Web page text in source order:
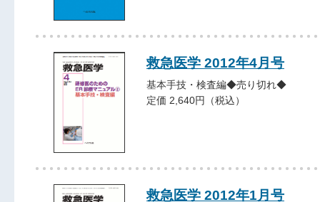
救急医学 2012年4月号
基本手技・検査編◆売り切れ◆
定価 2,640円（税込）
救急医学 2012年1月号